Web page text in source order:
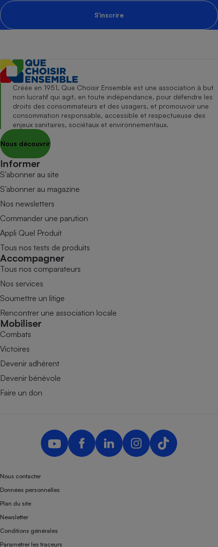
S'inscrire
Créée en 1951, Que Choisir Ensemble est une association à but
non lucratif qui agit, en toute indépendance, pour défendre les
droits des consommateurs et des usagers, et promouvoir une
consommation responsable, accessible et respectueuse des
enjeux sanitaires, sociétaux et environnementaux.
Nous découvrir
Informer
S’abonner au site
S’abonner au magazine
Nos newsletters
Commander une parution
Appli Quel Produit
Tous nos tests de produits
Accompagner
Tous nos comparateurs
Nos services
Soumettre un litige
Rencontrer une association locale
Mobiliser
Combats
Victoires
Devenir adhérent
Devenir bénévole
Faire un don
Nous contacter
Données personnelles
Plan du site
Newsletter
Conditions générales
Paramétrer les traceurs